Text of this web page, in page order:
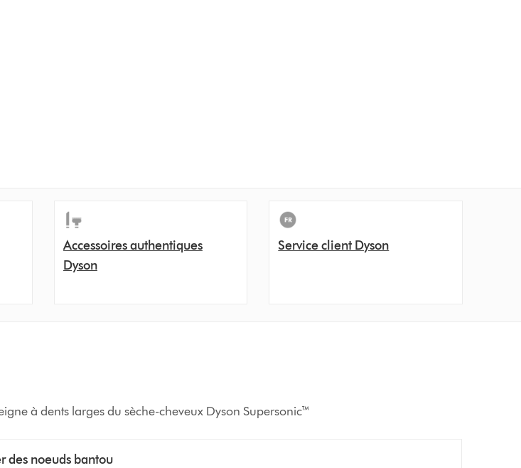
Accessoires authentiques
Dyson
Service client Dyson
à dents larges du sèche-cheveux Dyson Supersonic™
des noeuds bantou